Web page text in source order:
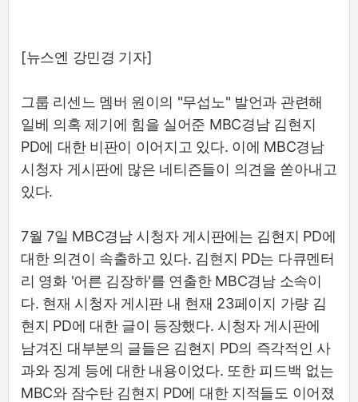
[뉴스엔 강민경 기자]
그룹 리센느 멤버 원이의 "무섭노" 발언과 관련해
일베 의혹 제기에 힘을 실어준 MBC경남 김현지
PD에 대한 비판이 이어지고 있다. 이에 MBC경남
시청자 게시판에 많은 네티즌들이 의견을 쏟아내고
있다.
7월 7일 MBC경남 시청자 게시판에는 김현지 PD에
대한 의견이 속출하고 있다. 김현지 PD는 다큐멘터
리 영화 '어른 김장하'를 연출한 MBC경남 소속이
다. 현재 시청자 게시판 내 현재 23페이지 가량 김
현지 PD에 대한 글이 등장했다. 시청자 게시판에
남겨진 대부분의 글들은 김현지 PD의 즉각적인 사
과와 징계 등에 대한 내용이었다. 또한 피드백 없는
MBC와 잠수탄 김현지 PD에 대한 지적들도 이어졌